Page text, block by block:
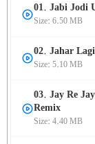
01. Jabi Jodi
Size: 6.50 MB
02. Jahar
Size: 5.10 MB
03. Jay Re
Remix
Size: 4.40 MB